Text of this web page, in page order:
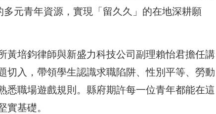
元青年資源，實現「留久久」的在地深耕願
黃培鈞律師與新盛力科技公司副理賴怡君擔任講
切入，帶領學生認識求職陷阱、性別平等、勞動
悉職場遊戲規則。縣府期許每一位青年都能在這
實基礎。